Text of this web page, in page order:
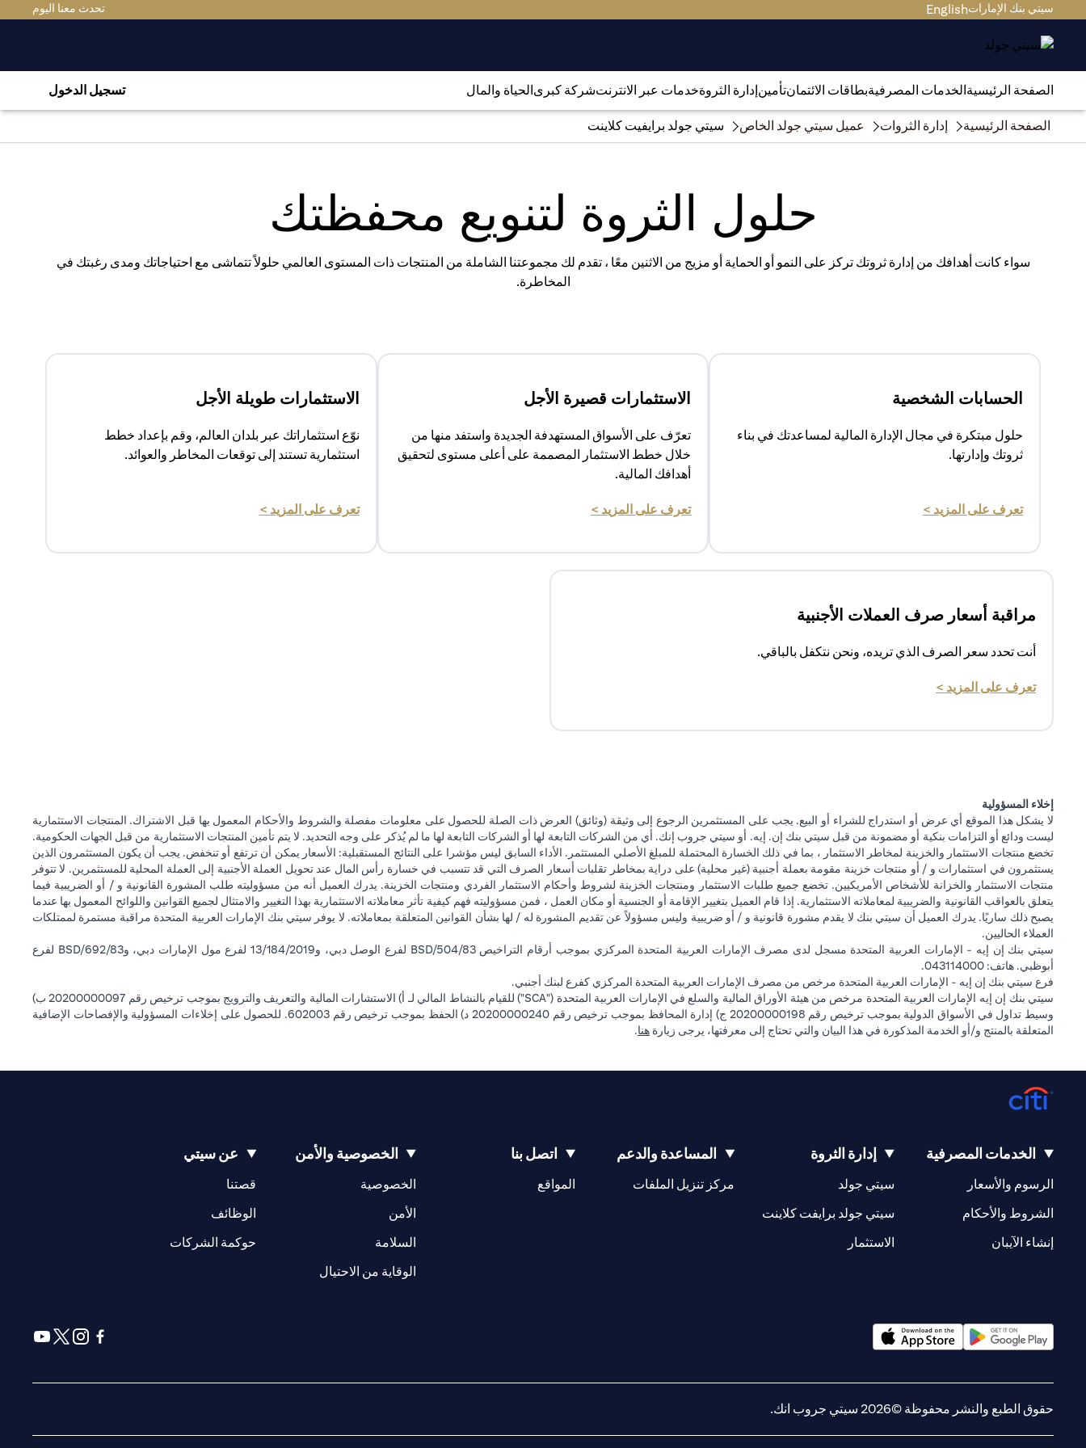
سيتي بنك الإماراتEnglish تحدث معنا اليوم
الصفحة الرئيسيةالخدمات المصرفيةبطاقات الائتمانتأمينإدارة الثروةخدمات عبر الانترنتشركة كبرىالحياة والمال تسجيل الدخول
الصفحة الرئيسية إدارة الثروات عميل سيتي جولد الخاص سيتي جولد برايفيت كلاينت
حلول الثروة لتنويع محفظتك
سواء كانت أهدافك من إدارة ثروتك تركز على النمو أو الحماية أو مزيج من الاثنين معًا ، تقدم لك مجموعتنا الشاملة من المنتجات ذات المستوى العالمي حلولاً تتماشى مع احتياجاتك ومدى رغبتك في
المخاطرة.
الحسابات الشخصية
حلول مبتكرة في مجال الإدارة المالية لمساعدتك في بناء
ثروتك وإدارتها.
تعرف على المزيد >
الاستثمارات قصيرة الأجل
تعرّف على الأسواق المستهدفة الجديدة واستفد منها من
خلال خطط الاستثمار المصممة على أعلى مستوى لتحقيق
أهدافك المالية.
تعرف على المزيد >
(opens in a new tab)
الاستثمارات طويلة الأجل
نوّع استثماراتك عبر بلدان العالم، وقم بإعداد خطط
استثمارية تستند إلى توقعات المخاطر والعوائد.
تعرف على المزيد >
مراقبة أسعار صرف العملات الأجنبية
أنت تحدد سعر الصرف الذي تريده، ونحن نتكفل بالباقي.
تعرف على المزيد >
إخلاء المسؤولية
لا يشكل هذا الموقع أي عرض أو استدراج للشراء أو البيع. يجب على المستثمرين الرجوع إلى وثيقة (وثائق) العرض ذات الصلة للحصول على معلومات مفصلة والشروط والأحكام المعمول بها قبل الاشتراك. المنتجات الاستثمارية
ليست ودائع أو التزامات بنكية أو مضمونة من قبل سيتي بنك إن. إيه. أو سيتي جروب إنك. أي من الشركات التابعة لها أو الشركات التابعة لها ما لم يُذكر على وجه التحديد. لا يتم تأمين المنتجات الاستثمارية من قبل الجهات الحكومية.
تخضع منتجات الاستثمار والخزينة لمخاطر الاستثمار ، بما في ذلك الخسارة المحتملة للمبلغ الأصلي المستثمر. الأداء السابق ليس مؤشرا على النتائج المستقبلية: الأسعار يمكن أن ترتفع أو تنخفض. يجب أن يكون المستثمرون الذين
يستثمرون في استثمارات و / أو منتجات خزينة مقومة بعملة أجنبية (غير محلية) على دراية بمخاطر تقلبات أسعار الصرف التي قد تتسبب في خسارة رأس المال عند تحويل العملة الأجنبية إلى العملة المحلية للمستثمرين. لا تتوفر
منتجات الاستثمار والخزانة للأشخاص الأمريكيين. تخضع جميع طلبات الاستثمار ومنتجات الخزينة لشروط وأحكام الاستثمار الفردي ومنتجات الخزينة. يدرك العميل أنه من مسؤوليته طلب المشورة القانونية و / أو الضريبية فيما
يتعلق بالعواقب القانونية والضريبية لمعاملاته الاستثمارية. إذا قام العميل بتغيير الإقامة أو الجنسية أو مكان العمل ، فمن مسؤوليته فهم كيفية تأثر معاملاته الاستثمارية بهذا التغيير والامتثال لجميع القوانين واللوائح المعمول بها عندما
يصبح ذلك ساريًا. يدرك العميل أن سيتي بنك لا يقدم مشورة قانونية و / أو ضريبية وليس مسؤولاً عن تقديم المشورة له / لها بشأن القوانين المتعلقة بمعاملاته. لا يوفر سيتي بنك الإمارات العربية المتحدة مراقبة مستمرة لممتلكات
العملاء الحاليين.
سيتي بنك إن إيه - الإمارات العربية المتحدة مسجل لدى مصرف الإمارات العربية المتحدة المركزي بموجب أرقام التراخيص BSD/504/83 لفرع الوصل دبي، و13/184/2019 لفرع مول الإمارات دبي، وBSD/692/83 لفرع
أبوظبي. هاتف: 043114000.
فرع سيتي بنك إن إيه - الإمارات العربية المتحدة مرخص من مصرف الإمارات العربية المتحدة المركزي كفرع لبنك أجنبي.
سيتي بنك إن إيه الإمارات العربية المتحدة مرخص من هيئة الأوراق المالية والسلع في الإمارات العربية المتحدة ("SCA") للقيام بالنشاط المالي لـ أ) الاستشارات المالية والتعريف والترويج بموجب ترخيص رقم 20200000097 ب)
وسيط تداول في الأسواق الدولية بموجب ترخيص رقم 20200000198 ج) إدارة المحافظ بموجب ترخيص رقم 20200000240 د) الحفظ بموجب ترخيص رقم 602003. للحصول على إخلاءات المسؤولية والإفصاحات الإضافية
المتعلقة بالمنتج و/أو الخدمة المذكورة في هذا البيان والتي تحتاج إلى معرفتها، يرجى زيارة هنا.
الخدمات المصرفية
الرسوم والأسعار
الشروط والأحكام
إنشاء الآيبان
إدارة الثروة
سيتي جولد
سيتي جولد برايفت كلاينت
الاستثمار
المساعدة والدعم
مركز تنزيل الملفات
اتصل بنا
المواقع
(opens in a new tab)
الخصوصية والأمن
الخصوصية
الأمن
السلامة
الوقاية من الاحتيال
عن سيتي
قصتنا
(opens in a new tab)
الوظائف
(opens in a new tab)
حوكمة الشركات
(opens in a new tab)
حقوق الطبع والنشر محفوظة ©2026 سيتي جروب انك.